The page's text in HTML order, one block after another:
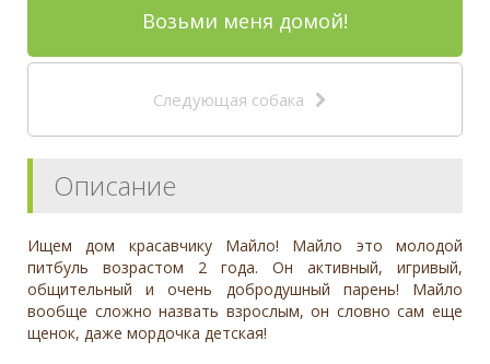
Возьми меня домой!
Следующая собака
Описание
Ищем дом красавчику Майло! Майло это молодой
питбуль возрастом 2 года. Он активный, игривый,
общительный и очень добродушный парень! Майло
вообще сложно назвать взрослым, он словно сам еще
щенок, даже мордочка детская!